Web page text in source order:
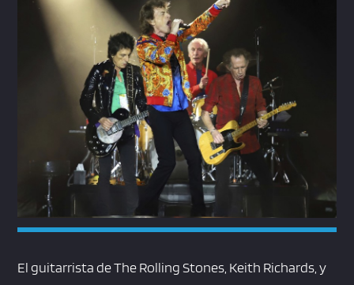
Whatsapp
El guitarrista de The Rolling Stones, Keith Richards, y